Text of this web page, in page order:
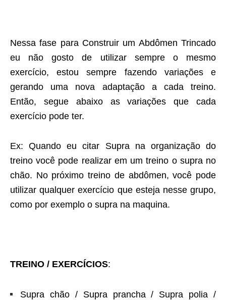
Nessa fase para Construir um Abdômen Trincado
eu não gosto de utilizar sempre o mesmo
exercício, estou sempre fazendo variações e
gerando uma nova adaptação a cada treino.
Então, segue abaixo as variações que cada
exercício pode ter.
Ex: Quando eu citar Supra na organização do
treino você pode realizar em um treino o supra no
chão. No próximo treino de abdômen, você pode
utilizar qualquer exercício que esteja nesse grupo,
como por exemplo o supra na maquina.
TREINO / EXERCÍCIOS:
Supra chão / Supra prancha / Supra polia /